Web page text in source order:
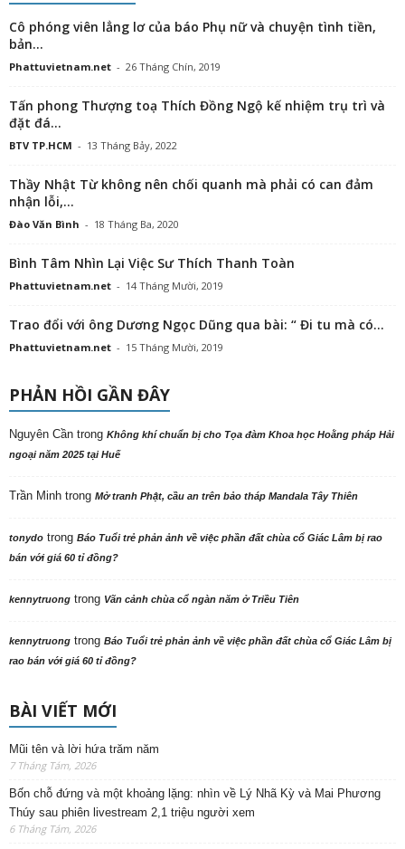
Cô phóng viên lẳng lơ của báo Phụ nữ và chuyện tình tiền,
bản...
Phattuvietnam.net - 26 Tháng Chín, 2019
Tấn phong Thượng toạ Thích Đồng Ngộ kế nhiệm trụ trì và
đặt đá...
BTV TP.HCM - 13 Tháng Bảy, 2022
Thầy Nhật Từ không nên chối quanh mà phải có can đảm
nhận lỗi,...
Đào Văn Bình - 18 Tháng Ba, 2020
Bình Tâm Nhìn Lại Việc Sư Thích Thanh Toàn
Phattuvietnam.net - 14 Tháng Mười, 2019
Trao đổi với ông Dương Ngọc Dũng qua bài: “ Đi tu mà có...
Phattuvietnam.net - 15 Tháng Mười, 2019
PHẢN HỒI GẦN ĐÂY
Nguyên Cần trong Không khí chuẩn bị cho Tọa đàm Khoa học Hoằng pháp Hải
ngoại năm 2025 tại Huế
Trần Minh trong Mở tranh Phật, cầu an trên bảo tháp Mandala Tây Thiên
tonydo trong Báo Tuổi trẻ phản ảnh về việc phần đất chùa cổ Giác Lâm bị rao
bán với giá 60 tỉ đồng?
kennytruong trong Vãn cảnh chùa cổ ngàn năm ở Triều Tiên
kennytruong trong Báo Tuổi trẻ phản ảnh về việc phần đất chùa cổ Giác Lâm bị
rao bán với giá 60 tỉ đồng?
BÀI VIẾT MỚI
Mũi tên và lời hứa trăm năm
7 Tháng Tám, 2026
Bốn chỗ đứng và một khoảng lặng: nhìn về Lý Nhã Kỳ và Mai Phương
Thúy sau phiên livestream 2,1 triệu người xem
6 Tháng Tám, 2026